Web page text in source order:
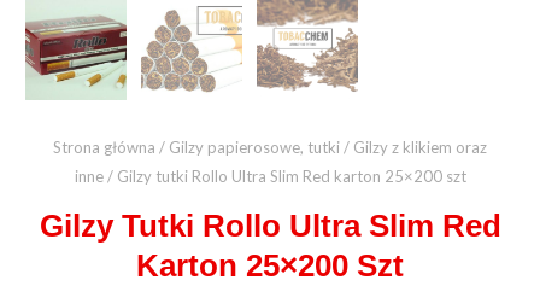
Strona główna / Gilzy papierosowe, tutki/ Gilzy z klikiem oraz
inne/ Gilzy tutki Rollo Ultra Slim Red karton 25×200 szt
Gilzy Tutki Rollo Ultra Slim Red
Karton 25×200 Szt